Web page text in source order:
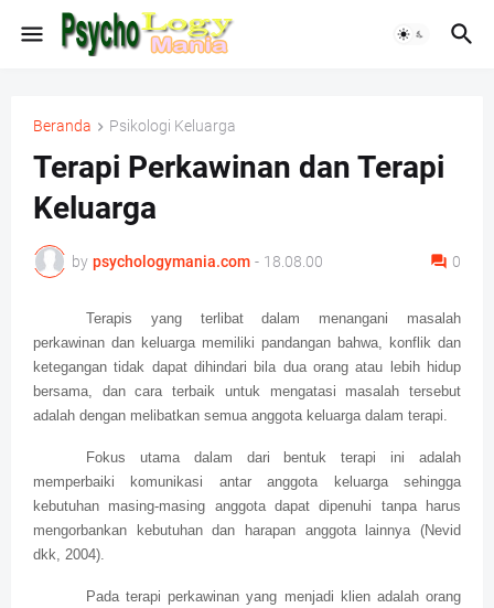
Beranda Psikologi Keluarga
Terapi Perkawinan dan Terapi
Keluarga
by psychologymania.com - 18.08.00 0
Terapis yang terlibat dalam menangani masalah
perkawinan dan keluarga memiliki pandangan bahwa, konflik dan
ketegangan tidak dapat dihindari bila dua orang atau lebih hidup
bersama, dan cara terbaik untuk mengatasi masalah tersebut
adalah dengan melibatkan semua anggota keluarga dalam terapi.
Fokus utama dalam dari bentuk terapi ini adalah
memperbaiki komunikasi antar anggota keluarga sehingga
kebutuhan masing-masing anggota dapat dipenuhi tanpa harus
mengorbankan kebutuhan dan harapan anggota lainnya (Nevid
dkk, 2004).
Pada terapi perkawinan yang menjadi klien adalah orang